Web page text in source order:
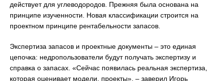
действует для углеводородов. Прежняя была основана на
принципе изученности. Новая классификации строится на
проектном принципе рентабельности запасов.
Экспертиза запасов и проектные документы – это единая
цепочка: недропользователи будут получать экспертизу и
справка о запасах. «Сейчас появилась реальная экспертиза,
которая оценивает модели, проекты», – заверил Игорь